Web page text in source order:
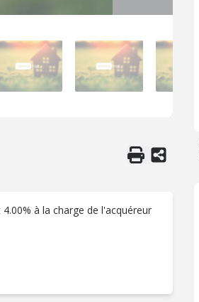
à la charge de l'acquéreur